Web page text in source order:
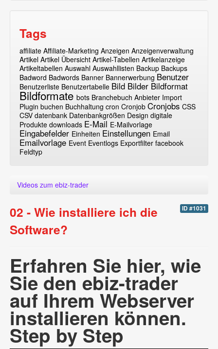
Tags
affiliate Affiliate-Marketing Anzeigen Anzeigenverwaltung
Artikel Artikel Übersicht Artikel-Tabellen Artikelanzeige
Artikeltabellen Auswahl Auswahllisten Backup Backups
Badword Badwords Banner Bannerwerbung Benutzer
Benutzerliste Benutzertabelle Bild Bilder Bildformat
Bildformate bots Branchebuch Anbieter Import
Plugin buchen Buchhaltung cron Cronjob Cronjobs CSS
CSV datenbank Datenbankgrößen Design digitale
Produkte downloads E-Mail E-Mailvorlage
Eingabefelder Einheiten Einstellungen Email
Emailvorlage Event Eventlogs Exportfilter facebook
Feldtyp
Videos zum ebiz-trader
ID #1031
02 - Wie installiere ich die
Software?
Erfahren Sie hier, wie
Sie den ebiz-trader
auf Ihrem Webserver
installieren können.
Step by Step